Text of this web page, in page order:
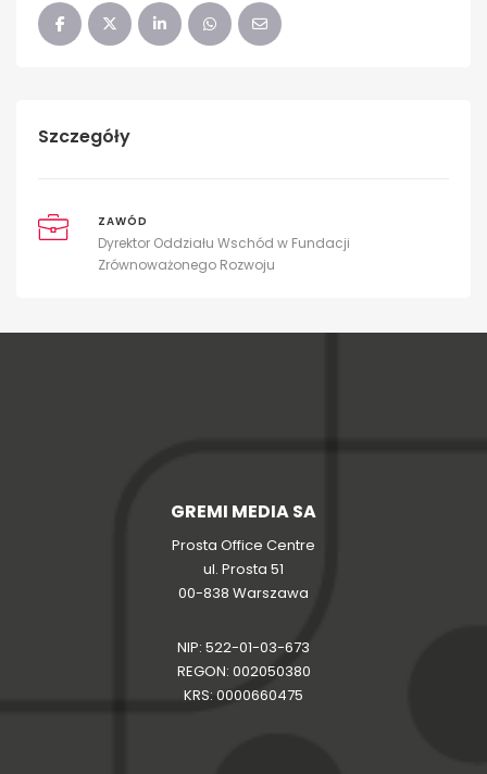
Szczegóły
ZAWÓD
Dyrektor Oddziału Wschód w Fundacji
Zrównoważonego Rozwoju
GREMI MEDIA SA
Prosta Office Centre
ul. Prosta 51
00-838 Warszawa
NIP: 522-01-03-673
REGON: 002050380
KRS: 0000660475